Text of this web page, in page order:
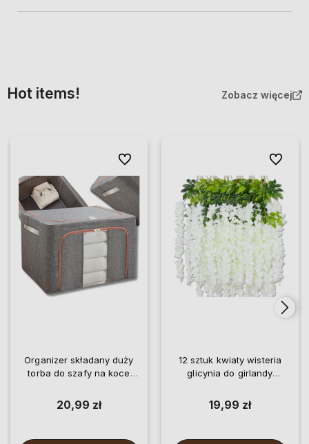
Hot items! Zobacz więcej
Organizer składany duży
torba do szafy na koce
20,99 zł
Do ulubionych
12 sztuk kwiaty wisteria
glicynia do girlandy
19,99 zł
Do